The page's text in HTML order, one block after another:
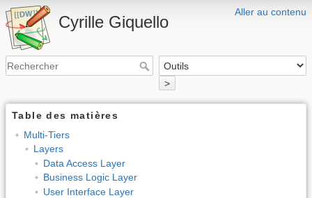
Aller au contenu
Cyrille Giquello
>
Table des matières
Multi-Tiers
Layers
Data Access Layer
Business Logic Layer
User Interface Layer